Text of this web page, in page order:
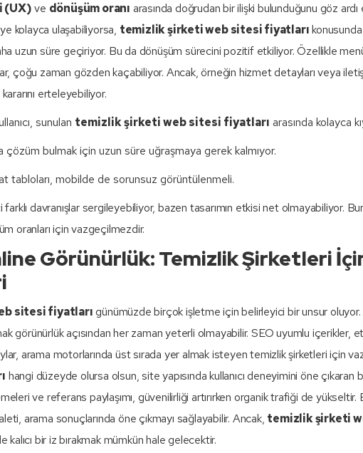
(UX)ve dönüşüm oranı arasında doğrudan bir ilişki bulunduğunu göz
kolayca ulaşabiliyorsa, temizlik şirketi web sitesi fiyatları
uzun süre geçiriyor. Bu da dönüşüm sürecini pozitif etkiliyor. Özellikle menü
çoğu zaman gözden kaçabiliyor. Ancak, örneğin hizmet detayları veya
erteleyebiliyor.
sunulan temizlik şirketi web sitesi fiyatları arasında kolayca
çözüm bulmak için uzun süre uğraşmaya gerek kalmıyor.
tabloları, mobilde de sorunsuz görüntülenmeli.
davranışlar sergileyebiliyor, bazen tasarımın etkisi net olmayabiliyor.
oranları için vazgeçilmezdir.
Görünürlük: Temizlik Şirketleri
sitesi fiyatlarıgünümüzde birçok işletme için belirleyici bir unsur
görünürlük açısından her zaman yeterli olmayabilir. SEO uyumlu içerikler,
arama motorlarında üst sırada yer almak isteyen temizlik şirketleri için
hangi düzeyde olursa olsun, site yapısında kullanıcı deneyimini öne çıkaran
ve referans paylaşımı, güvenilirliği artırırken organik trafiği de
arama sonuçlarında öne çıkmayı sağlayabilir. Ancak, temizlik şirketi
bir iz bırakmak mümkün hale gelecektir.